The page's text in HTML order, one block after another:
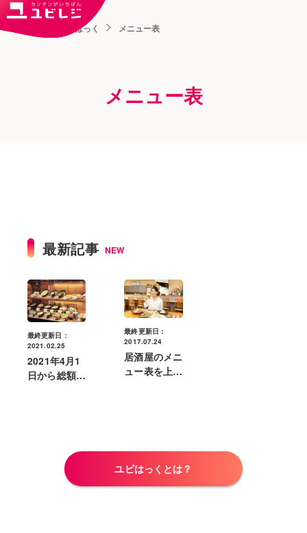
ユビはっく メニュー表
メニュー表
最新記事 NEW
最終更新日：
2021.02.25
2021年4月1
日から総額表
最終更新日：
2017.07.24
居酒屋のメニ
ュー表を上手
ユビはっくとは？